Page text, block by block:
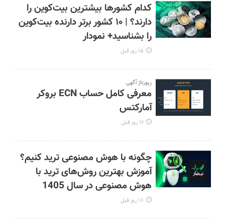
کدام کشورها بیشترین بیت‌کوین را
دارند؟ | ۱۰ کشور برتر دارنده بیت‌کوین
را بشناسید+ نمودار
۱۵ روز قبل
رپورتاژ آگهی
معرفی کامل حساب ECN بروکر
آمارکتس
۱۶ روز قبل
چگونه با هوش مصنوعی ترید کنیم؟
آموزش بهترین روش‌های ترید با
هوش مصنوعی در سال 1405
۱۸ روز قبل